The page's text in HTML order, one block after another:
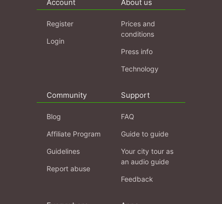
Account
Register
Login
About us
Prices and
conditions
Press info
Technology
Community
Blog
Affiliate Program
Guidelines
Report abuse
Support
FAQ
Guide to guide
Your city tour as
an audio guide
Feedback